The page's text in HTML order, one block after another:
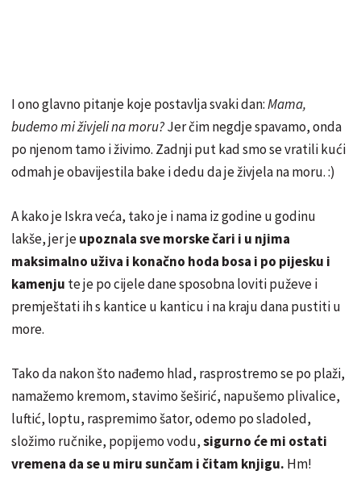
I ono glavno pitanje koje postavlja svaki dan:Mama,
budemo mi živjeli na moru?Jer čim negdje spavamo, onda
po njenom tamo i živimo. Zadnji put kad smo se vratili kući
odmah je obavijestila bake i dedu da je živjela na moru. :)
A kako je Iskra veća, tako je i nama iz godine u godinu
lakše, jer jeupoznala sve morske čari i u njima
maksimalno uživa i konačno hoda bosa i po pijesku i
kamenju te je po cijele dane sposobna loviti puževe i
premještati ih s kantice u kanticu i na kraju dana pustiti u
more.
Tako da nakon što nađemo hlad, rasprostremo se po plaži,
namažemo kremom, stavimo šeširić, napušemo plivalice,
luftić, loptu, raspremimo šator, odemo po sladoled,
složimo ručnike, popijemo vodu,sigurno će mi ostati
vremena da se u miru sunčam i čitam knjigu. Hm!